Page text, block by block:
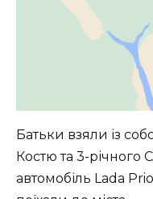
Батьки взяли із
Костю та 3-річного
автомобіль Lada